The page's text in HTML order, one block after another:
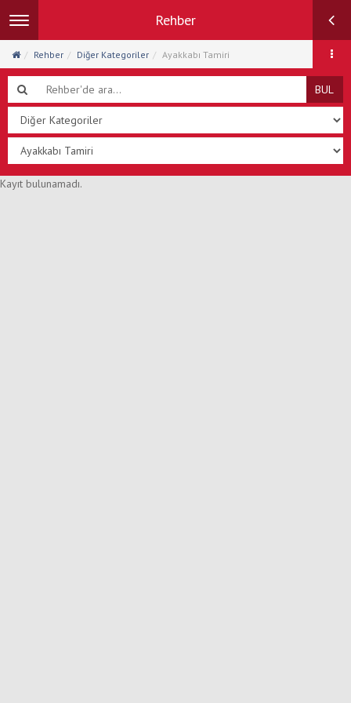
Toggle
navigation
Rehber
Rehber Diğer Kategoriler Ayakkabı Tamiri
BUL
Kayıt bulunamadı.